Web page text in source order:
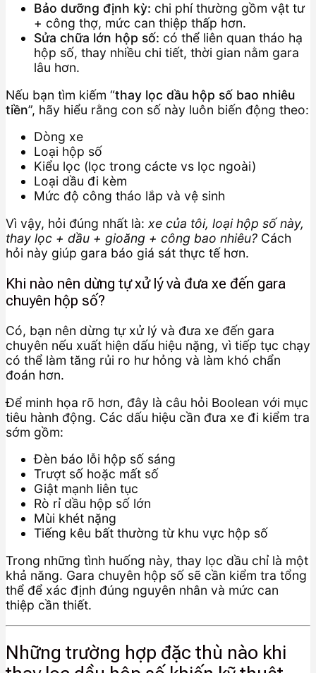
Bảo dưỡng định kỳ: chi phí thường gồm vật tư
+ công thợ, mức can thiệp thấp hơn.
Sửa chữa lớn hộp số: có thể liên quan tháo hạ
hộp số, thay nhiều chi tiết, thời gian nằm gara
lâu hơn.
Nếu bạn tìm kiếm “thay lọc dầu hộp số bao nhiêu
tiền”, hãy hiểu rằng con số này luôn biến động theo:
Dòng xe
Loại hộp số
Kiểu lọc (lọc trong cácte vs lọc ngoài)
Loại dầu đi kèm
Mức độ công tháo lắp và vệ sinh
Vì vậy, hỏi đúng nhất là: xe của tôi, loại hộp số này,
thay lọc + dầu + gioăng + công bao nhiêu? Cách
hỏi này giúp gara báo giá sát thực tế hơn.
Khi nào nên dừng tự xử lý và đưa xe đến gara
chuyên hộp số?
Có, bạn nên dừng tự xử lý và đưa xe đến gara
chuyên nếu xuất hiện dấu hiệu nặng, vì tiếp tục chạy
có thể làm tăng rủi ro hư hỏng và làm khó chẩn
đoán hơn.
Để minh họa rõ hơn, đây là câu hỏi Boolean với mục
tiêu hành động. Các dấu hiệu cần đưa xe đi kiểm tra
sớm gồm:
Đèn báo lỗi hộp số sáng
Trượt số hoặc mất số
Giật mạnh liên tục
Rò rỉ dầu hộp số lớn
Mùi khét nặng
Tiếng kêu bất thường từ khu vực hộp số
Trong những tình huống này, thay lọc dầu chỉ là một
khả năng. Gara chuyên hộp số sẽ cần kiểm tra tổng
thể để xác định đúng nguyên nhân và mức can
thiệp cần thiết.
Những trường hợp đặc thù nào khi